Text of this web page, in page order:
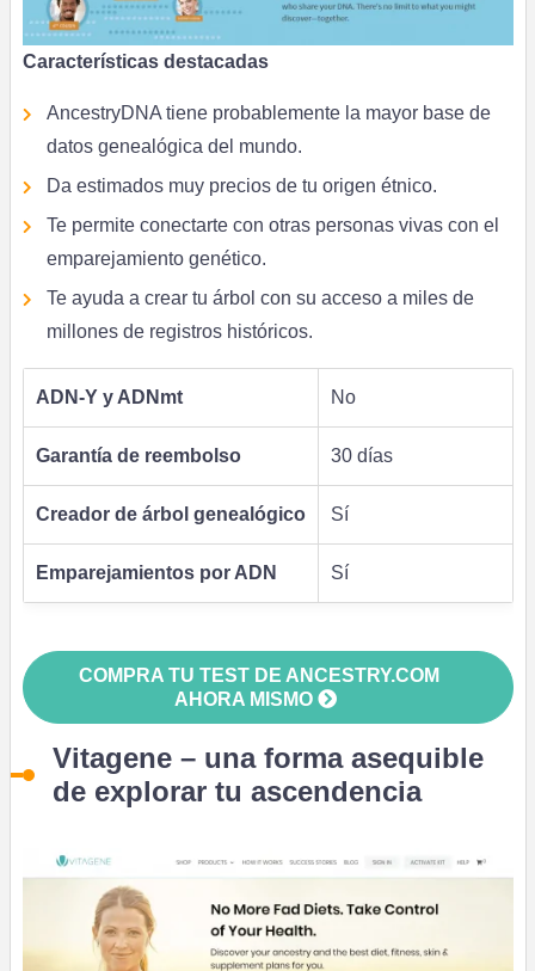
Características destacadas
AncestryDNA tiene probablemente la mayor base de
datos genealógica del mundo.
Da estimados muy precios de tu origen étnico.
Te permite conectarte con otras personas vivas con el
emparejamiento genético.
Te ayuda a crear tu árbol con su acceso a miles de
millones de registros históricos.
ADN-Y y ADNmt No
Garantía de reembolso 30 días
Creador de árbol genealógico Sí
Emparejamientos por ADN Sí
COMPRA TU TEST DE ANCESTRY.COM
AHORA MISMO
Vitagene – una forma asequible
de explorar tu ascendencia